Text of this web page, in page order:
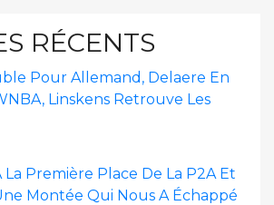
RÉCENTS
Pour Allemand, Delaere En
Linskens Retrouve Les
La Première Place De La P2A Et
Montée Qui Nous A Échappé